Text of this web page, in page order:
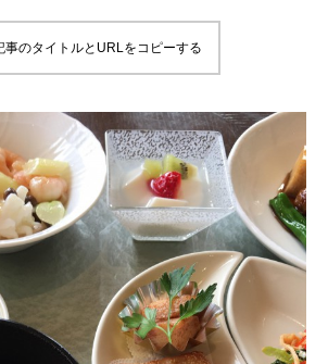
事のタイトルとURLをコピーする